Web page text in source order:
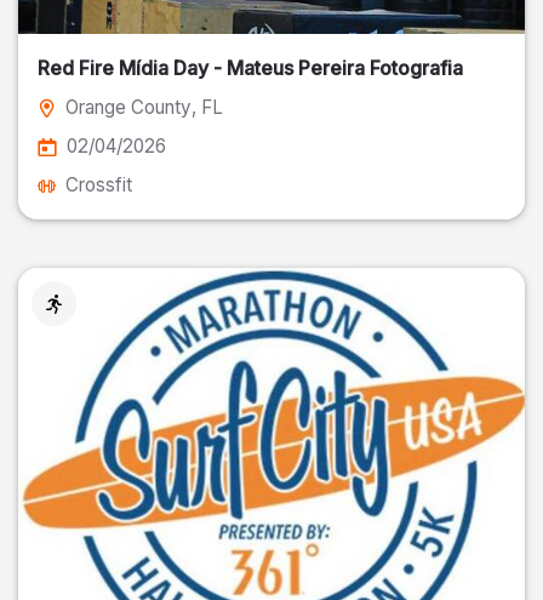
Red Fire Mídia Day - Mateus Pereira Fotografia
Orange County, FL
02/04/2026
Crossfit